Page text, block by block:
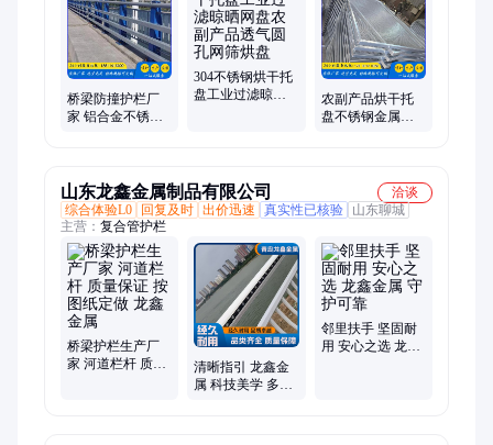
桥梁防撞护栏厂
家 铝合金不锈钢
304不锈钢烘干托
盘工业过滤晾晒
农副产品烘干托
盘不锈钢金属网
山东龙鑫金属制品有限公司
洽谈
综合体验L0
回复及时 出价迅速 真实性已核验
山东聊城
主营： 复合管护栏
桥梁护栏生产厂
家 河道栏杆 质量
清晰指引 龙鑫金
属 科技美学 多感
邻里扶手 坚固耐
用 安心之选 龙鑫